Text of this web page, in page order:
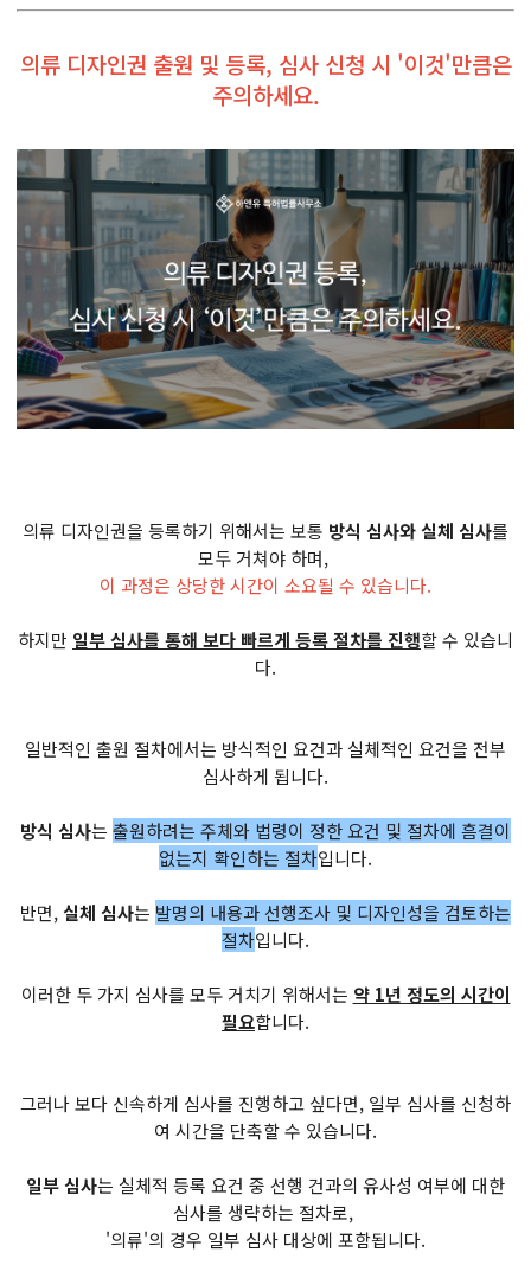
의류 디자인권 출원 및 등록, 심사 신청 시 '이것'만큼은
주의하세요.
의류 디자인권을 등록하기 위해서는 보통 방식 심사와 실체 심사를
모두 거쳐야 하며,
이 과정은 상당한 시간이 소요될 수 있습니다.
하지만 일부 심사를 통해 보다 빠르게 등록 절차를 진행할 수 있습니
다.
일반적인 출원 절차에서는 방식적인 요건과 실체적인 요건을 전부
심사하게 됩니다.
방식 심사는 출원하려는 주체와 법령이 정한 요건 및 절차에 흠결이
없는지 확인하는 절차입니다.
반면, 실체 심사는 발명의 내용과 선행조사 및 디자인성을 검토하는
절차​입니다.
이러한 두 가지 심사를 모두 거치기 위해서는 약 1년 정도의 시간이
필요합니다.
그러나 보다 신속하게 심사를 진행하고 싶다면, 일부 심사를 신청하
여 시간을 단축할 수 있습니다.
일부 심사는 실체적 등록 요건 중 선행 건과의 유사성 여부에 대한
심사를 생략하는 절차로,
'의류'의 경우 일부 심사 대상에 포함됩니다.